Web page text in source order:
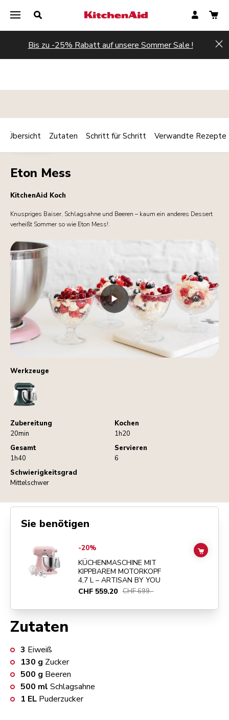
Bis zu -25% Rabatt auf unsere Sommer Sale !
Werkzeuge
StandMixer
Zubereitung
20min
Kochen
1h20
Gesamt
1h40
Servieren
6
Schwierigkeitsgrad
Mittelschwer
DESSERTS Print
Share
Eton Mess
KitchenAid Koch
Knuspriges Baiser, Schlagsahne und Beeren – kaum ein anderes Dessert
verheißt Sommer so wie Eton Mess!.
Übersicht Zutaten Schritt für Schritt Verwandte Rezepte
Zutaten
3 Eiweiß
130 g Zucker
500 g Beeren
500 ml Schlagsahne
1 EL Puderzucker
Sie benötigen
Go toKÜCHENMASCHINE MIT KIPPBAREM MOTORKOPF 4,7 L –
-20%
KÜCHENMASCHINE MIT
KIPPBAREM MOTORKOPF
4,7 L – ARTISAN BY YOU
CHF 559.20 CHF 699.-
ADD